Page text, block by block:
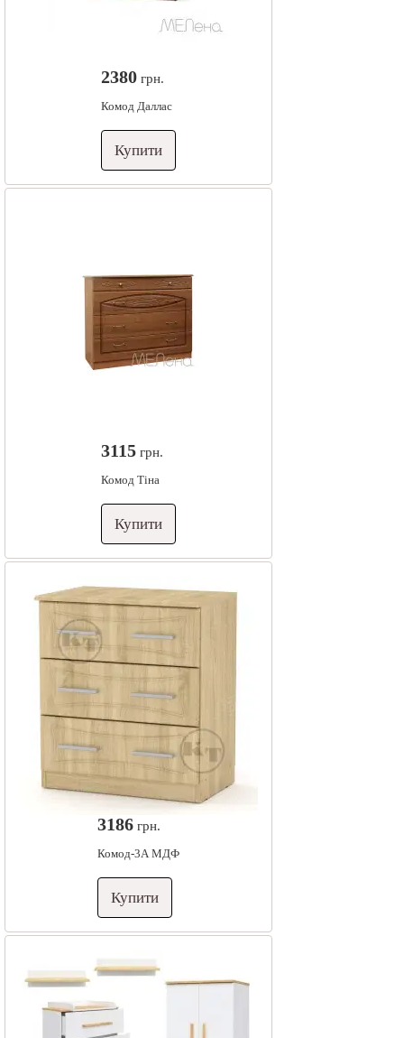
2380 грн.
Комод Даллас
Купити
3115 грн.
Комод Тіна
Купити
3186 грн.
Комод-3А МДФ
Купити